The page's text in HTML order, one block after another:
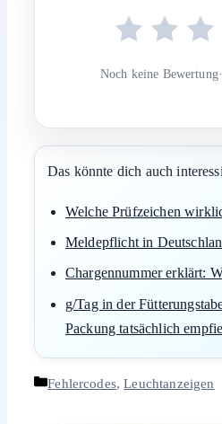
Noch keine Bewertung
Das könnte dich auch
Welche Prüfzeichen
Meldepflicht in
Chargennummer erklärt:
g/Tag in der
Packung tatsächlich
Kategorien
Fehlercodes,Leuchtanzeigen